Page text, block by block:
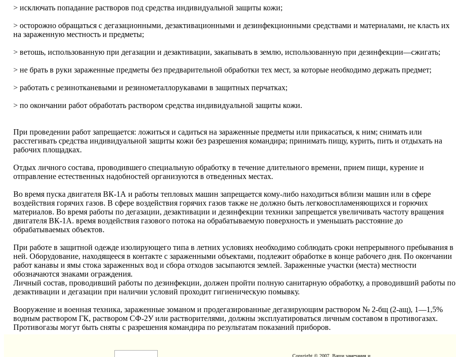
> исключать попадание растворов под средства индивидуальной защиты кожи;
> осторожно обращаться с дегазационными, дезактивационными и дезинфекционными средствами и материалами, не класть их
на зараженную местность и предметы;
> ветошь, использованную при дегазации и дезактивации, закапывать в землю, использованную при дезинфекции—сжигать;
> не брать в руки зараженные предметы без предварительной обработки тех мест, за которые необходимо держать предмет;
> работать с резинотканевыми и резинометаллорукавами в защитных перчатках;
> по окончании работ обработать раствором средства индивидуальной защиты кожи.
При проведении работ запрещается: ложиться и садиться на зараженные предметы или прикасаться, к ним; снимать или
расстегивать средства индивидуальной защиты кожи без разрешения командира; принимать пищу, курить, пить и отдыхать на
рабочих площадках.
Отдых личного состава, проводившего специальную обработку в течение длительного времени, прием пищи, курение и
отправление естественных надобностей организуются в отведенных местах.
Во время пуска двигателя ВК-1А и работы тепловых машин запрещается кому-либо находиться вблизи машин или в сфере
воздействия горячих газов. В сфере воздействия горячих газов также не должно быть легковоспламеняющихся и горючих
материалов. Во время работы по дегазации, дезактивации и дезинфекции техники запрещается увеличивать частоту вращения
двигателя ВК-1А. время воздействия газового потока на обрабатываемую поверхность и уменьшать расстояние до
обрабатываемых объектов.
При работе в защитной одежде изолирующего типа в летних условиях необходимо соблюдать сроки непрерывного пребывания в
ней. Оборудование, находящееся в контакте с зараженными объектами, подлежит обработке в конце рабочего дня. По окончании
работ канавы и ямы стока зараженных вод и сбора отходов засыпаются землей. Зараженные участки (места) местности
обозначаются знаками ограждения.
Личный состав, проводивший работы по дезинфекции, должен пройти полную санитарную обработку, а проводивший работы по
дезактивации и дегазации при наличии условий проходит гигиеническую помывку.
Вооружение и военная техника, зараженные зоманом и продегазированные дегазирующим раствором № 2-бщ (2-ащ), 1—1,5%
водным раствором ГК, раствором СФ-2У или растворителями, должны эксплуатироваться личным составом в противогазах.
Противогазы могут быть сняты с разрешения командира по результатам показаний приборов.
Copyright © 2007. Ваши замечания и